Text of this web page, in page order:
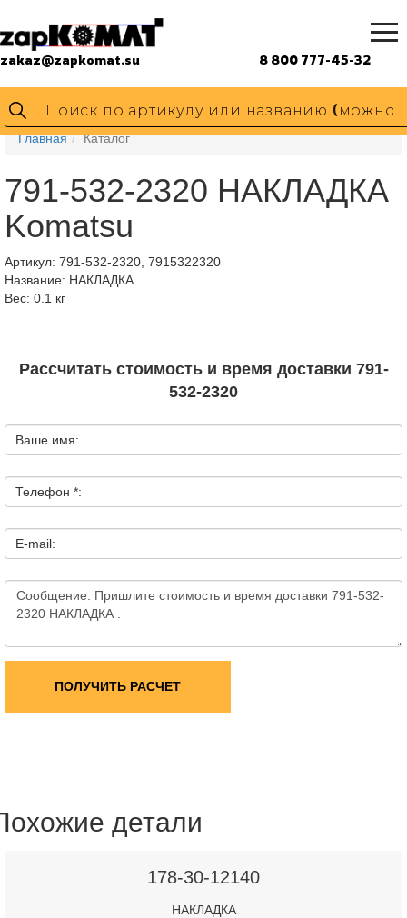
zakaz@zapkomat.su 8 800 777-45-32
Главная Каталог
791-532-2320 НАКЛАДКА
Komatsu
Артикул: 791-532-2320, 7915322320
Название: НАКЛАДКА
Вес: 0.1 кг
Рассчитать стоимость и время доставки 791-
532-2320
Ваше имя:
Телефон *:
E-mail:
ПОЛУЧИТЬ РАСЧЕТ
детали
178-30-12140
НАКЛАДКА